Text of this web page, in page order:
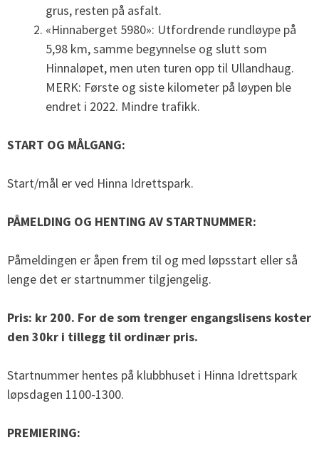
grus, resten på asfalt.
«Hinnaberget 5980»: Utfordrende rundløype på
5,98 km, samme begynnelse og slutt som
Hinnaløpet, men uten turen opp til Ullandhaug.
MERK: Første og siste kilometer på løypen ble
endret i 2022. Mindre trafikk.
START OG MÅLGANG:
Start/mål er ved Hinna Idrettspark.
PÅMELDING OG HENTING AV STARTNUMMER:
Påmeldingen er åpen frem til og med løpsstart eller så
lenge det er startnummer tilgjengelig.
Pris: kr 200. For de som trenger engangslisens koster
den 30kr i tillegg til ordinær pris.
Startnummer hentes på klubbhuset i Hinna Idrettspark
løpsdagen 1100-1300.
PREMIERING: